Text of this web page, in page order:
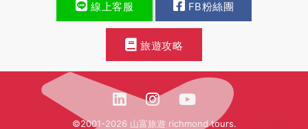
線上客服 FB粉絲團
旅遊攻略
©2001-2026 山富旅遊 richmond tours.